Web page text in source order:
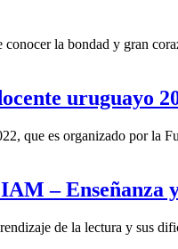
la bondad y gran
uruguayo
que es organizado por la
–
de la lectura y sus